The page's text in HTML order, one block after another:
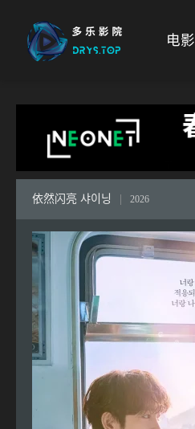
电影
依然闪亮 샤이닝 2026